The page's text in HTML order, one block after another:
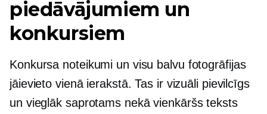
piedāvājumiem un
konkursiem
Konkursa noteikumi un visu balvu fotogrāfijas
jāievieto vienā ierakstā. Tas ir vizuāli pievilcīgs
un vieglāk saprotams nekā vienkāršs teksts